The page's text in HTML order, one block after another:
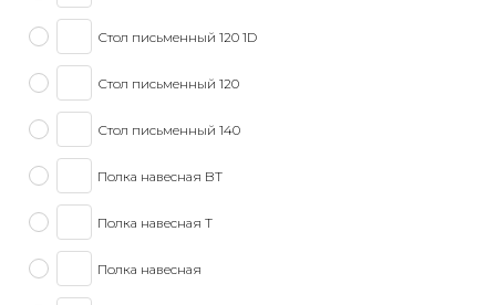
Стол письменный 120 1D
Стол письменный 120
Стол письменный 140
Полка навесная BT
Полка навесная T
Полка навесная